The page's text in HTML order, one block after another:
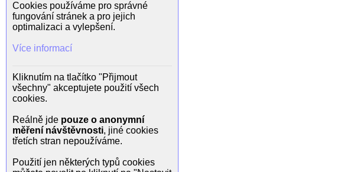
Cookies používáme pro správné
fungování stránek a pro jejich
optimalizaci a vylepšení.
Více informací
Kliknutím na tlačítko "Přijmout
všechny" akceptujete použití všech
cookies.
Reálně jde pouze o anonymní
měření návštěvnosti, jiné cookies
třetích stran nepoužíváme.
Použití jen některých typů cookies